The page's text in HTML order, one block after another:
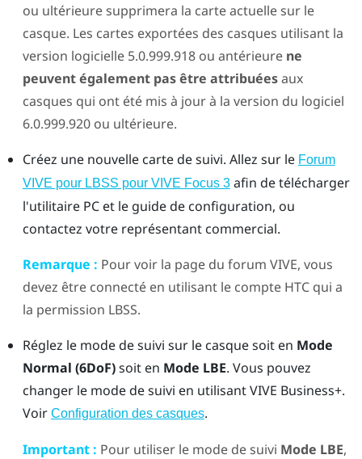
ou ultérieure supprimera la carte actuelle sur le
casque. Les cartes exportées des casques utilisant la
version logicielle 5.0.999.918 ou antérieure ne
peuvent également pas être attribuéesaux
casques qui ont été mis à jour à la version du logiciel
6.0.999.920 ou ultérieure.
Créez une nouvelle carte de suivi. Allez sur le Forum
VIVE pour LBSS pour VIVE Focus 3afin de télécharger
l'utilitaire PC et le guide de configuration, ou
contactez votre représentant commercial.
Remarque : Pour voir la page du forum VIVE, vous
devez être connecté en utilisant le compte HTC qui a
la permission LBSS.
Réglez le mode de suivi sur le casque soit en Mode
Normal (6DoF)soit en Mode LBE. Vous pouvez
changer le mode de suivi en utilisantVIVE Business+.
Voir Configuration des casques.
Important : Pour utiliser le mode de suivi Mode LBE,